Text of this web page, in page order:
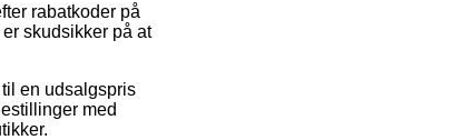
rabatkoder på
skudsikker på at
en udsalgspris
med